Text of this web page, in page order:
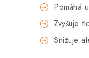
Pomáhá
Zvyšuje
Snižuje